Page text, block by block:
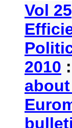
Vol
2010 :